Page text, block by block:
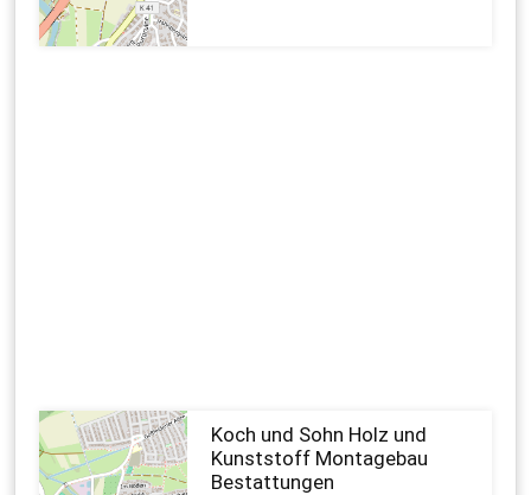
Koch und Sohn Holz und
Kunststoff Montagebau
Bestattungen